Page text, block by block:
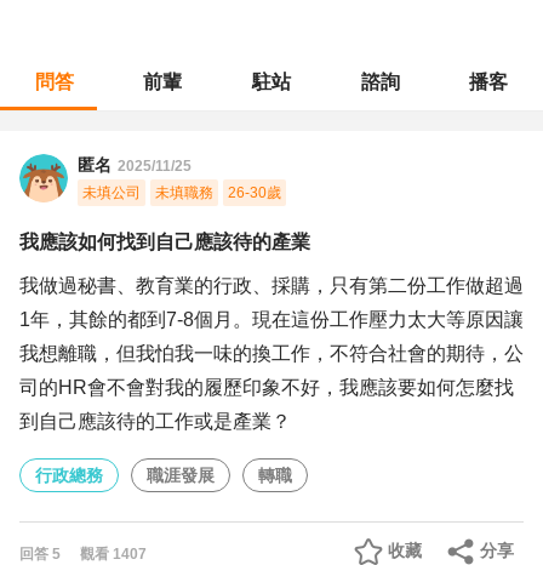
問答 前輩 駐站 諮詢 播客
匿名 2025/11/25
未填公司
未填職務 26-30歲
我應該如何找到自己應該待的產業
我做過秘書、教育業的行政、採購，只有第二份工作做超過
1年，其餘的都到7-8個月。現在這份工作壓力太大等原因讓
我想離職，但我怕我一味的換工作，不符合社會的期待，公
司的HR會不會對我的履歷印象不好，我應該要如何怎麼找
到自己應該待的工作或是產業？
行政總務 職涯發展 轉職
回答 5 觀看 1407 分享
收藏